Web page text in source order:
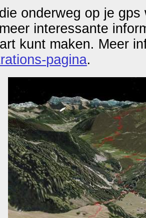
onderweg op je
interessante
kunt maken. Meer
pagina.